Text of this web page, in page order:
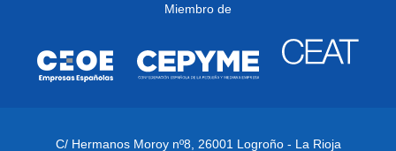
Miembro de
C/ Hermanos Moroy nº8, 26001 Logroño - La Rioja